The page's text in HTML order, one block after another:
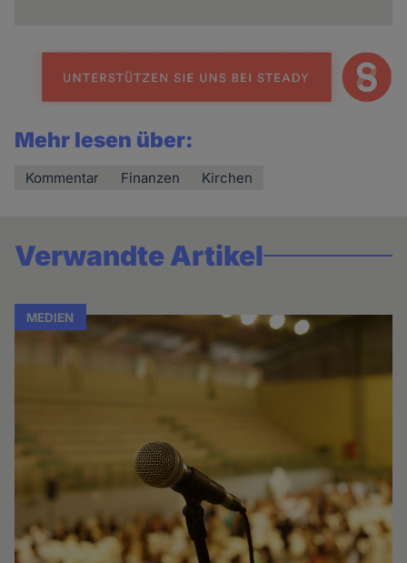
Mehr lesen über:
Kommentar Finanzen Kirchen
Verwandte Artikel
MEDIEN